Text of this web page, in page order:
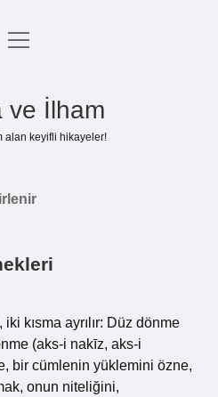
menüyü
ve İlham
alan keyifli hikayeler!
kısma ayrılır: Düz dönme
(aks-i nakīz, aks-i
bir cümlenin yüklemini özne,
onun niteliğini,